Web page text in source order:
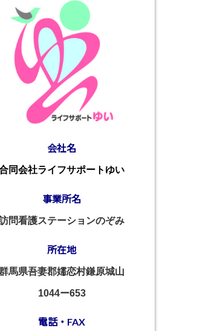
会社名
同会社ライフサポートゆい
事業所名
問看護ステーションのぞみ
所在地
馬県吾妻郡嬬恋村鎌原城山
1044ー653
電話・FAX